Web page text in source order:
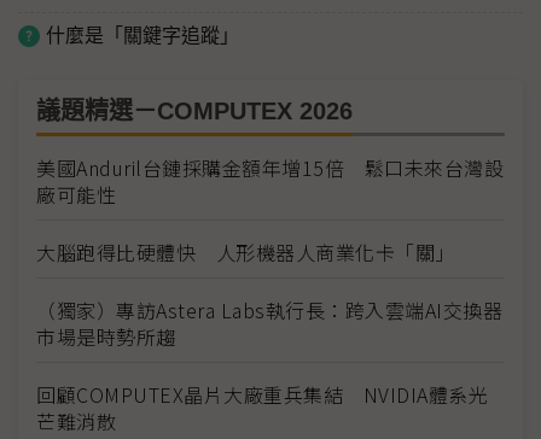
什麼是「關鍵字追蹤」
議題精選－COMPUTEX 2026
美國Anduril台鏈採購金額年增15倍 鬆口未來台灣設
廠可能性
大腦跑得比硬體快 人形機器人商業化卡「關」
（獨家）專訪Astera Labs執行長：跨入雲端AI交換器
市場是時勢所趨
回顧COMPUTEX晶片大廠重兵集結 NVIDIA體系光
芒難消散